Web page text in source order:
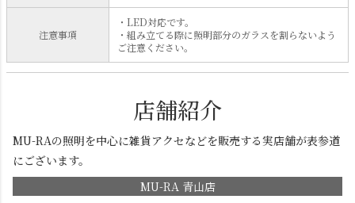
注意事項
・LED対応です。
・組み立てる際に照明部分のガラスを割らないよう
ご注意ください。
店舗紹介
MU-RAの照明を中心に雑貨アクセなどを販売する実店舗が表参道
にございます。
MU-RA 青山店